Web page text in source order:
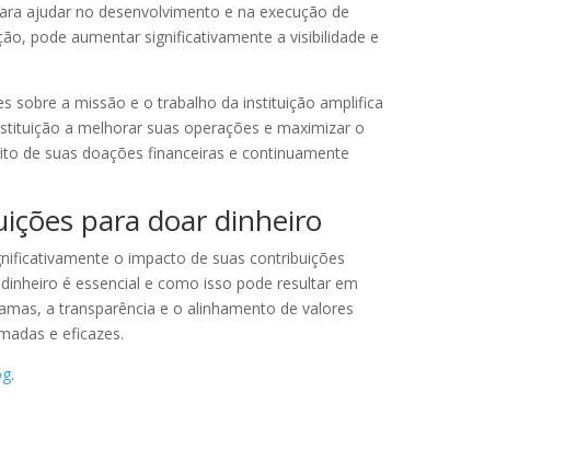
ajudar no desenvolvimento e na execução de
pode aumentar significativamente a visibilidade e
sobre a missão e o trabalho da instituição amplifica
a melhorar suas operações e maximizar o
de suas doações financeiras e continuamente
para doar dinheiro
o impacto de suas contribuições
é essencial e como isso pode resultar em
a transparência e o alinhamento de valores
e eficazes.
.